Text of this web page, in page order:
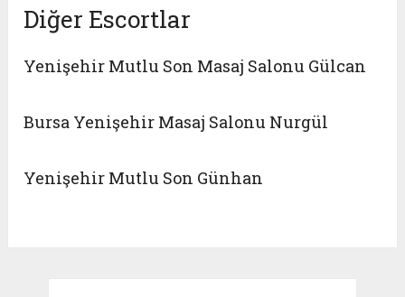
Diğer Escortlar
Yenişehir Mutlu Son Masaj Salonu Gülcan
Bursa Yenişehir Masaj Salonu Nurgül
Yenişehir Mutlu Son Günhan